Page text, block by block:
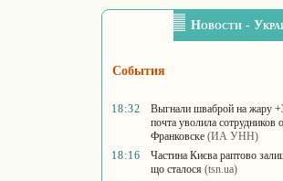
Новости -
События
18:32
Выгнали шваброй на жару
почта уволила сотрудников
Франковске (ИА УНН)
18:16
Частина Києва раптово
що сталося (tsn.ua)